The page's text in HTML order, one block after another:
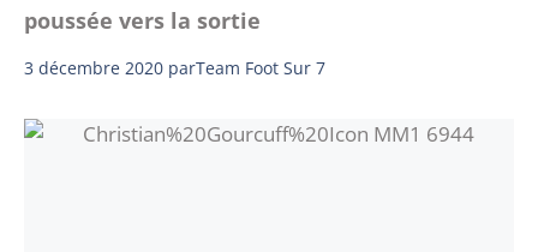
poussée vers la sortie
3 décembre 2020 parTeam Foot Sur 7